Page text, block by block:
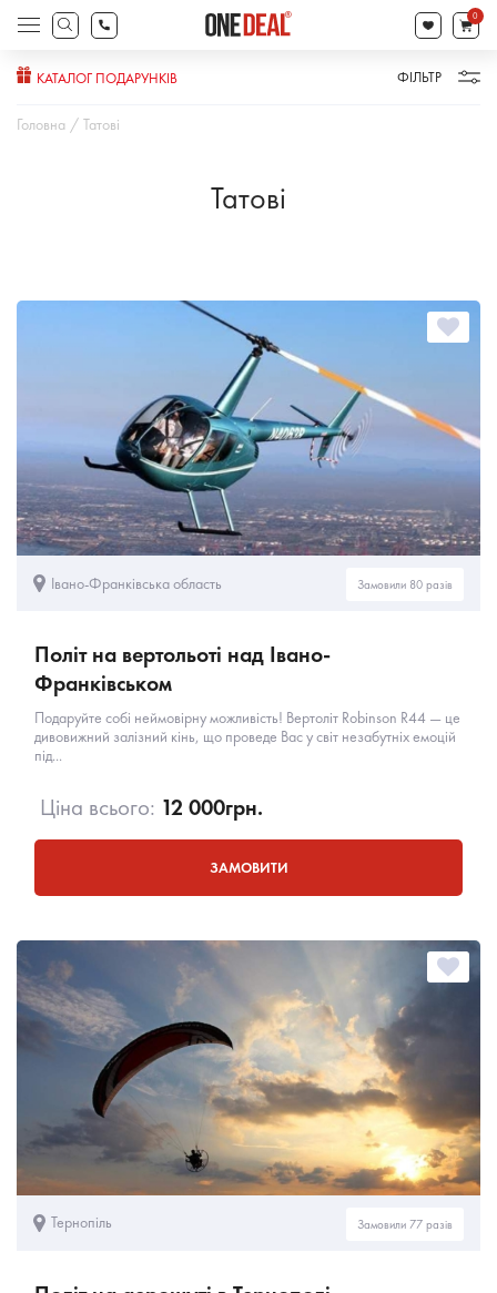
search
Products
search
0
Головна Татові
Татові
КАТАЛОГ ПОДАРУНКІВ ФІЛЬТР
Івано-Франківська область Замовили 80 разів
Політ на вертольоті над Івано-
Франківськом
Подаруйте собі неймовірну можливість! Вертоліт Robinson R44 — це
дивовижний залізний кінь, що проведе Вас у світ незабутніх емоцій
під...
Ціна всього: 12 000грн.
ЗАМОВИТИ
Тернопіль Замовили 77 разів